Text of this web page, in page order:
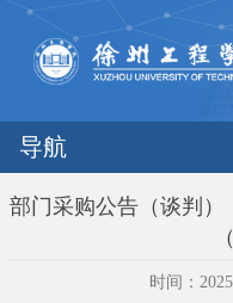
导航
部门采购公告（谈判
时间：